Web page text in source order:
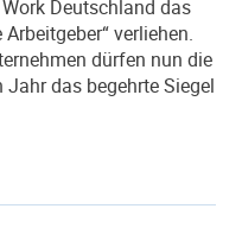
Deutschland das
verliehen.
dürfen nun die
das begehrte Siegel